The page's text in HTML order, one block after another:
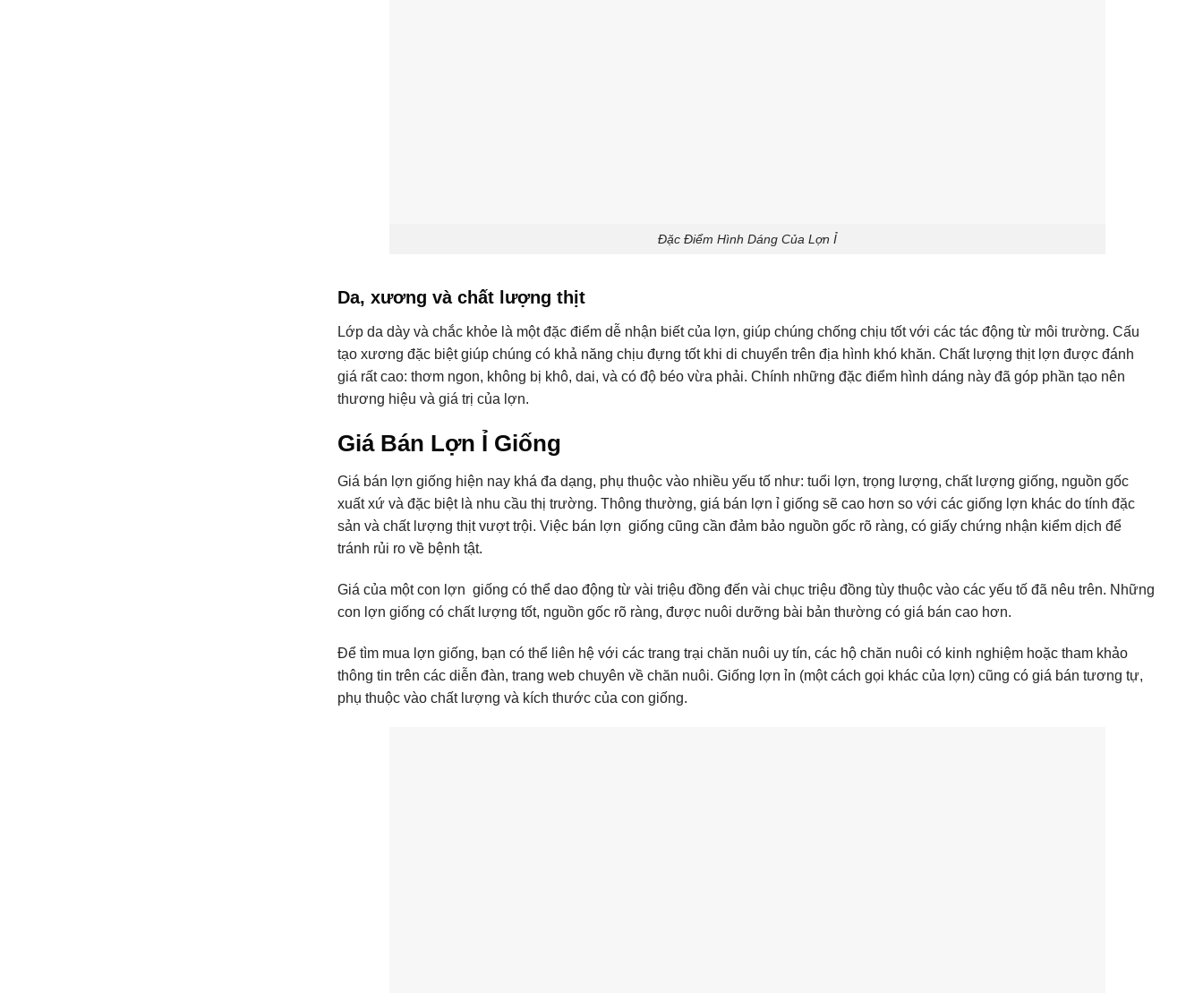
Đặc Điểm Hình Dáng Của Lợn Ỉ
Da, xương và chất lượng thịt
Lớp da dày và chắc khỏe là một đặc điểm dễ nhận biết của lợn, giúp chúng chống chịu tốt với các tác động từ môi trường. Cấu
tạo xương đặc biệt giúp chúng có khả năng chịu đựng tốt khi di chuyển trên địa hình khó khăn. Chất lượng thịt lợn được đánh
giá rất cao: thơm ngon, không bị khô, dai, và có độ béo vừa phải. Chính những đặc điểm hình dáng này đã góp phần tạo nên
thương hiệu và giá trị của lợn.
Giá Bán Lợn Ỉ Giống
Giá bán lợn giống hiện nay khá đa dạng, phụ thuộc vào nhiều yếu tố như: tuổi lợn, trọng lượng, chất lượng giống, nguồn gốc
xuất xứ và đặc biệt là nhu cầu thị trường. Thông thường, giá bán lợn ỉ giống sẽ cao hơn so với các giống lợn khác do tính đặc
sản và chất lượng thịt vượt trội. Việc bán lợn giống cũng cần đảm bảo nguồn gốc rõ ràng, có giấy chứng nhận kiểm dịch để
tránh rủi ro về bệnh tật.
Giá của một con lợn giống có thể dao động từ vài triệu đồng đến vài chục triệu đồng tùy thuộc vào các yếu tố đã nêu trên. Những
con lợn giống có chất lượng tốt, nguồn gốc rõ ràng, được nuôi dưỡng bài bản thường có giá bán cao hơn.
Để tìm mua lợn giống, bạn có thể liên hệ với các trang trại chăn nuôi uy tín, các hộ chăn nuôi có kinh nghiệm hoặc tham khảo
thông tin trên các diễn đàn, trang web chuyên về chăn nuôi. Giống lợn ỉn (một cách gọi khác của lợn) cũng có giá bán tương tự,
phụ thuộc vào chất lượng và kích thước của con giống.